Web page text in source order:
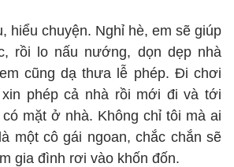
hiểu chuyện. Nghỉ hè, em sẽ giúp
rồi lo nấu nướng, dọn dẹp nhà
cũng dạ thưa lễ phép. Đi chơi
phép cả nhà rồi mới đi và tới
mặt ở nhà. Không chỉ tôi mà ai
một cô gái ngoan, chắc chắn sẽ
gia đình rơi vào khốn đốn.